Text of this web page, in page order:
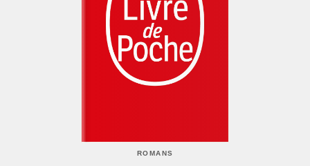
ROMANS